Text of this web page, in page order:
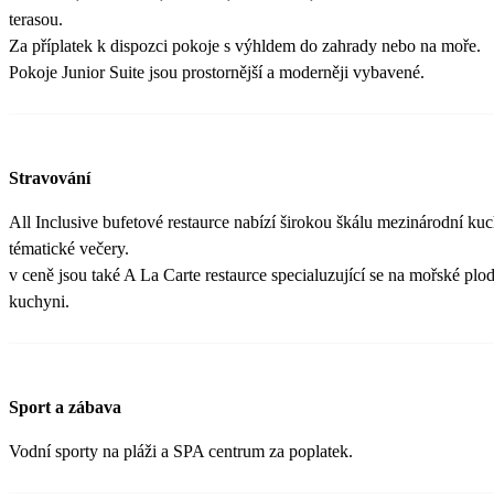
terasou.
Za příplatek k dispozci pokoje s výhldem do zahrady nebo na moře.
Pokoje Junior Suite jsou prostornější a moderněji vybavené.
Stravování
All Inclusive bufetové restaurce nabízí širokou škálu mezinárodní
tématické večery.
v ceně jsou také A La Carte restaurce specialuzující se na mořské
kuchyni.
Sport a zábava
Vodní sporty na pláži a SPA centrum za poplatek.